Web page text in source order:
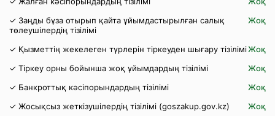
✓ Заңды бұза отырып қайта ұйымдастырылған салық
төлеушілердің тізілімі
Жоқ
✓ Қызметтің жекелеген түрлерін тіркеуден шығару тізіліміЖоқ
✓ Тіркеу орны бойынша жоқ ұйымдардың тізілімі
Жоқ
✓ Банкроттық кәсіпорындардың тізілімі
Жоқ
✓ Жосықсыз жеткізушілердің тізілімі (goszakup.gov.kz)
Жоқ